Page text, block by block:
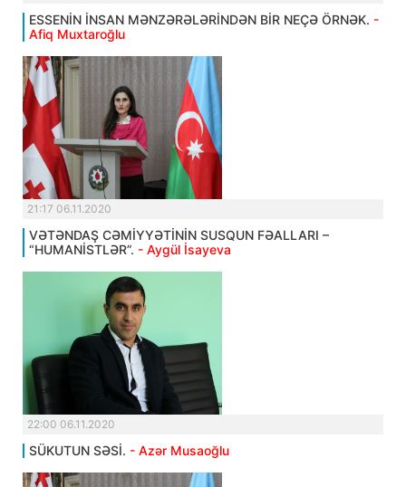
ESSENİN İNSAN MƏNZƏRƏLƏRİNDƏN BİR NEÇƏ ÖRNƏK. -
Afiq Muxtaroğlu
21:17 06.11.2020
VƏTƏNDAŞ CƏMİYYƏTİNİN SUSQUN FƏALLARI –
“HUMANİSTLƏR”. - Aygül İsayeva
22:00 06.11.2020
SÜKUTUN SƏSİ. - Azər Musaoğlu